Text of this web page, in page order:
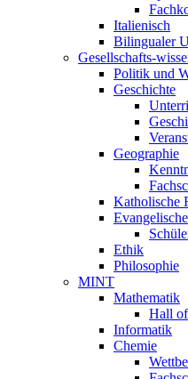
Italienisch
Bilingualer
Gesellschafts-
Politik und
Geschichte
Geographie
Katholische
Ethik
Philosophie
MINT
Mathematik
Hall
Informatik
Chemie